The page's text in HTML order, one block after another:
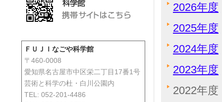
2026年度
2025年度
2024年度
2023年度
2022年度
ＦＵＪＩなごや科学館
〒460-0008
愛知県名古屋市中区栄二丁目17番1号
芸術と科学の杜・白川公園内
TEL: 052-201-4486